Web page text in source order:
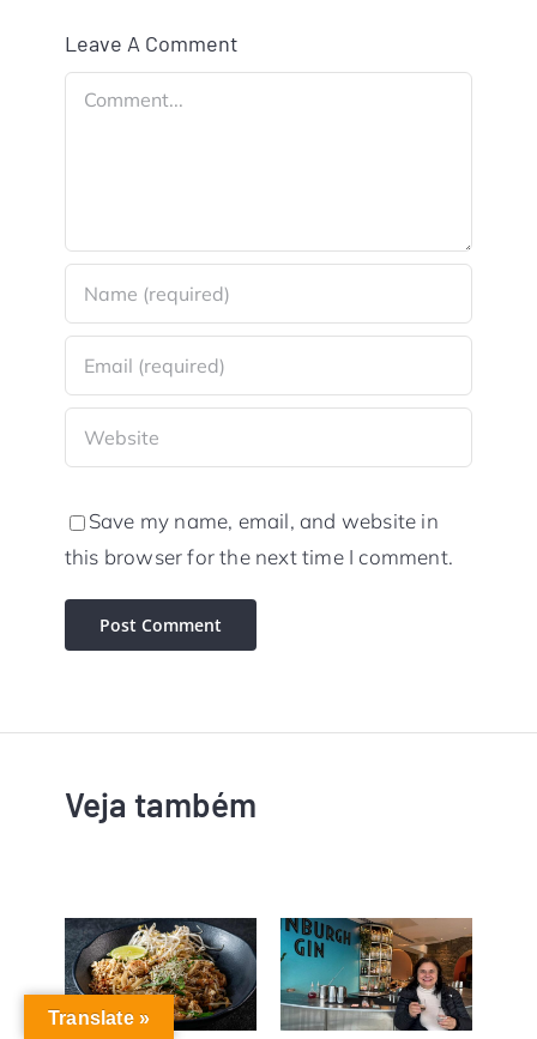
Leave A Comment
Comment
Save my name, email, and website in
this browser for the next time I comment.
Veja também
Translate »